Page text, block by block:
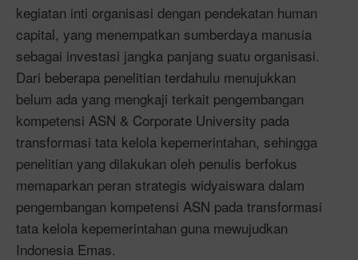
kegiatan inti organisasi dengan pendekatan human
capital, yang menempatkan sumberdaya manusia
sebagai investasi jangka panjang suatu organisasi.
Dari beberapa penelitian terdahulu menujukkan
belum ada yang mengkaji terkait pengembangan
kompetensi ASN & Corporate University pada
transformasi tata kelola kepemerintahan, sehingga
penelitian yang dilakukan oleh penulis berfokus
memaparkan peran strategis widyaiswara dalam
pengembangan kompetensi ASN pada transformasi
tata kelola kepemerintahan guna mewujudkan
Indonesia Emas.